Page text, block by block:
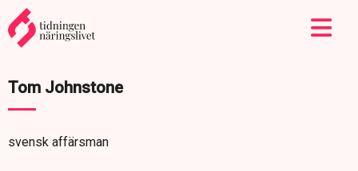
Tom Johnstone
svensk affärsman